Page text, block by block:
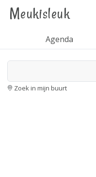
Meukisleuk
Agenda
Zoek in mijn buurt